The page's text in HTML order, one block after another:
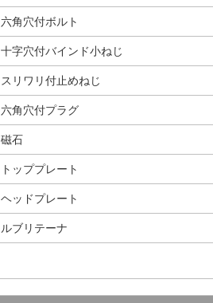
六角穴付ボルト
十字穴付バインド小ねじ
スリワリ付止めねじ
六角穴付プラグ
磁石
トッププレート
ヘッドプレート
ルブリテーナ